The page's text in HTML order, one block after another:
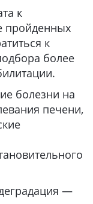
к
пройденных
к
более
болезни на
печени,
—